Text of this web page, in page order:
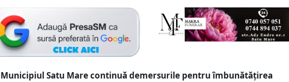
Municipiul Satu Mare continuă demersurile pentru îmbunătățirea